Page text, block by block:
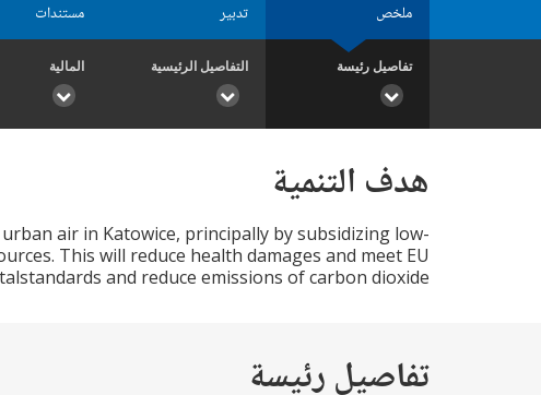
ملخص تدبير مستندات
تفاصيل رئيسة التفاصيل الرئيسية المالية
هدف التنمية
air in Katowice, principally by subsidizing low-
This will reduce health damages and meet EU
and reduce emissions of carbon dioxide.
تفاصيل رئيسة